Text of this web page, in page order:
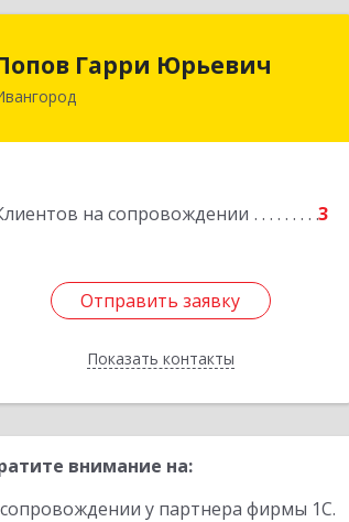
Гарри Юрьевич
на сопровождении 3
Отправить заявку
Показать контакты
Отправить заявку
Назад
внимание на:
у партнера фирмы 1С.